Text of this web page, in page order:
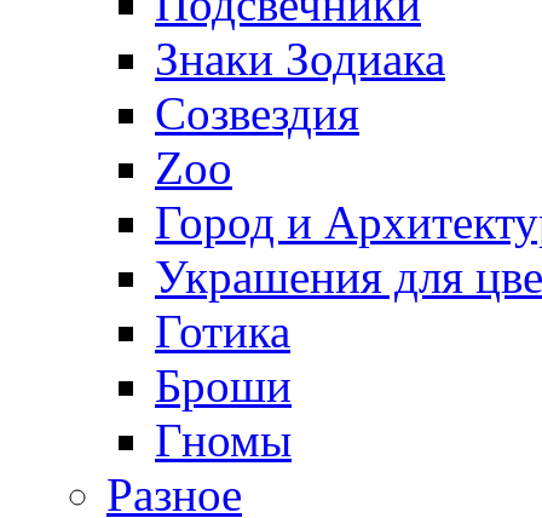
Знаки Зодиака
Созвездия
Zoo
Город и
Украшения для
Готика
Броши
Гномы
Разное